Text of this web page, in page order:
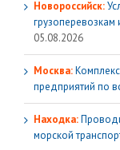
Новороссийск:
грузоперевозкам
05.08.2026
Москва:
предприятий по
Находка:
морской